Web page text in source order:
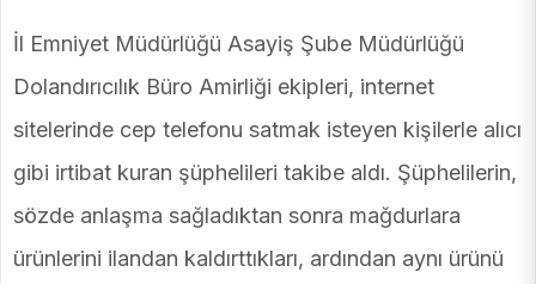
İl Emniyet Müdürlüğü Asayiş Şube Müdürlüğü
Dolandırıcılık Büro Amirliği ekipleri, internet
sitelerinde cep telefonu satmak isteyen kişilerle alıcı
gibi irtibat kuran şüphelileri takibe aldı. Şüphelilerin,
sözde anlaşma sağladıktan sonra mağdurlara
ürünlerini ilandan kaldırttıkları, ardından aynı ürünü